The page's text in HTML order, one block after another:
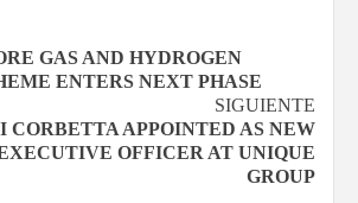
GAS AND HYDROGEN
ENTERS NEXT PHASE
SIGUIENTE
CORBETTA APPOINTED AS NEW
OFFICER AT UNIQUE
GROUP